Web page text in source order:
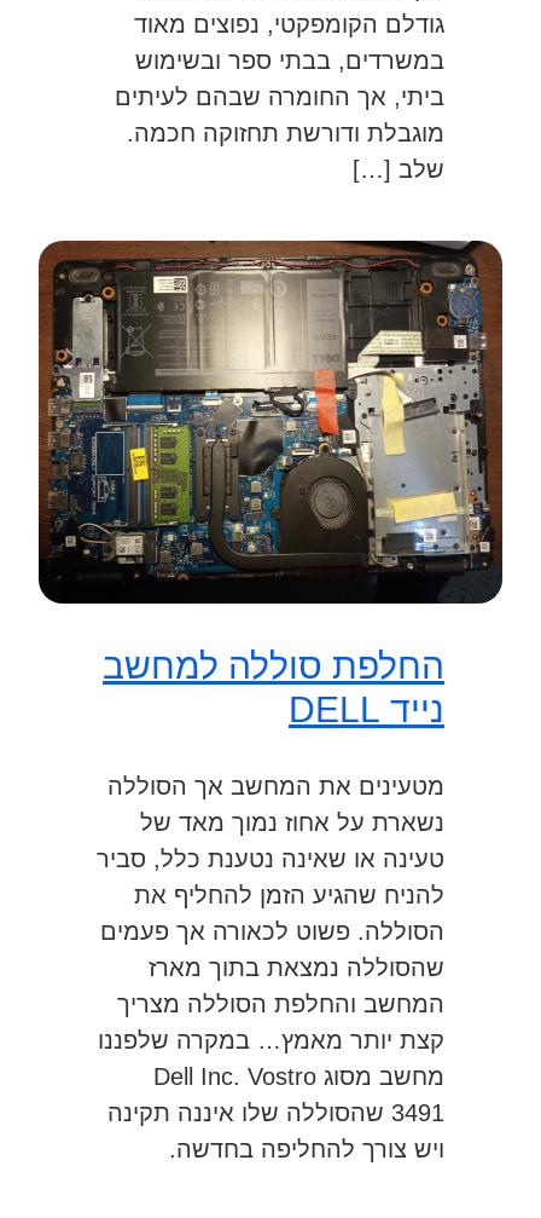
גודלם הקומפקטי, נפוצים מאוד
במשרדים, בבתי ספר ובשימוש
ביתי, אך החומרה שבהם לעיתים
מוגבלת ודורשת תחזוקה חכמה.
שלב […]
החלפת סוללה למחשב
נייד DELL
מטעינים את המחשב אך הסוללה
נשארת על אחוז נמוך מאד של
טעינה או שאינה נטענת כלל, סביר
להניח שהגיע הזמן להחליף את
הסוללה. פשוט לכאורה אך פעמים
שהסוללה נמצאת בתוך מארז
המחשב והחלפת הסוללה מצריך
קצת יותר מאמץ… במקרה שלפננו
מחשב מסוג Dell Inc. Vostro
3491 שהסוללה שלו איננה תקינה
ויש צורך להחליפה בחדשה.